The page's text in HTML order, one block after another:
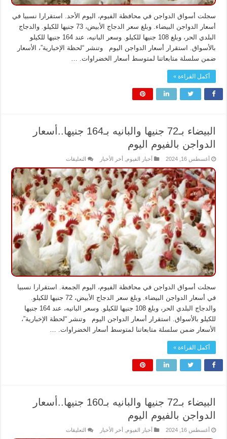
سجلت أسواق الدواجن في محافظة الفيوم، اليوم الأحد. استقرارا نسبيا في
أسعار الدواجن البيضاء. وبلغ سعر الدجاج الأبيض، 73 جنيها للكيلو. والدجاج
البلدي الحر، وبلغ 108 جنيها للكيلو. وسعر البانيه، عند 164 جنيها للكيلو
بالأسواق. استقرار أسعار الدواجن اليوم وتنشر “لحظة الإخبارية”، الأسعار
ضمن سلسلة متابعاتنا لمتوسط أسعار الخضراوات. …
أكمل القراءة »
البيضاء بـ72 جنيها والبانيه بـ164 جنيها..أسعار
الدواجن بالفيوم اليوم
أغسطس 16, 2024 أخبار الفيوم أخر الأخبار التعليقاتعلى
بـ72
جنيها
والبانيه
بـ164
جنيها..أسعار
الدواجن
بالفيوم
اليوم
مغلقة
سجلت أسواق الدواجن في محافظة الفيوم، اليوم الجمعة. استقرارا نسبيا
في أسعار الدواجن البيضاء. وبلغ سعر الدجاج الأبيض، 72 جنيها للكيلو.
والدجاج البلدي الحر، وبلغ 108 جنيها للكيلو. وسعر البانيه، عند 164 جنيها
للكيلو بالأسواق. استقرار أسعار الدواجن اليوم وتنشر “لحظة الإخبارية”،
الأسعار ضمن سلسلة متابعاتنا لمتوسط أسعار الخضراوات. …
أكمل القراءة »
البيضاء بـ72 جنيها والبانيه بـ160 جنيها..أسعار
الدواجن بالفيوم اليوم
أغسطس 16, 2024 أخبار الفيوم أخر الأخبار التعليقاتعلى